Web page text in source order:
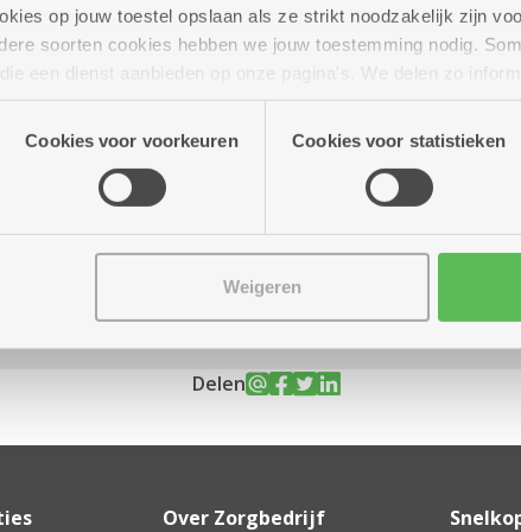
op jouw toestel opslaan als ze strikt noodzakelijk zijn
soorten cookies hebben we jouw toestemming nodig.
een dienst aanbieden op onze pagina's. We delen zo
onze site voor social media, advertenties en analyse. Deze
die je aan hen verstrekte.
Cookies voor voorkeuren Cookies voor statistieken
Weigeren
Delen
Over Zorgbedrijf